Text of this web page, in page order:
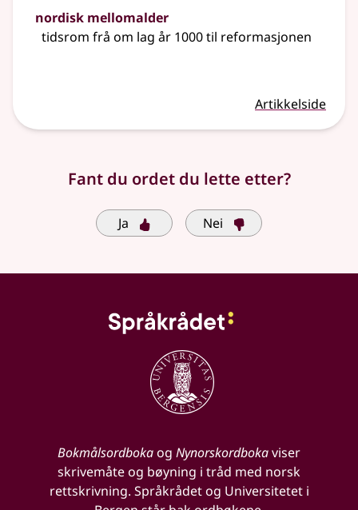
nordisk mellomalder
tidsrom frå om lag år 1000 til reformasjonen
Artikkelside
Fant du ordet du lette etter?
Ja Nei
Bokmålsordbokaog Nynorskordbokaviser
skrivemåte og bøyning i tråd med norsk
rettskrivning. Språkrådet og Universitetet i